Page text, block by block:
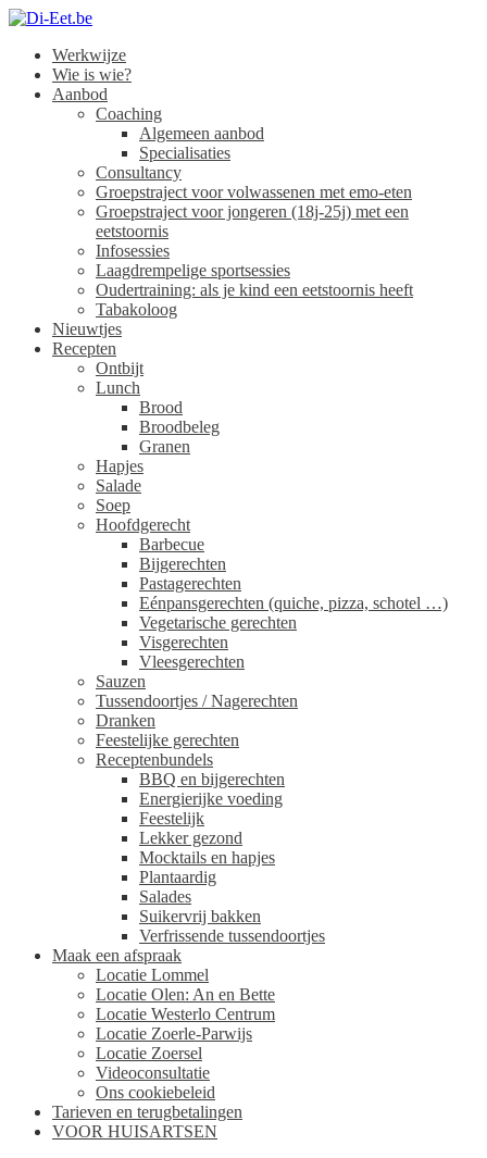
Di-Eet.be
Werkwijze
Wie is wie?
Aanbod
Coaching
Algemeen aanbod
Specialisaties
Consultancy
Groepstraject voor volwassenen met emo-eten
Groepstraject voor jongeren (18j-25j) met een
eetstoornis
Infosessies
Laagdrempelige sportsessies
Oudertraining: als je kind een eetstoornis heeft
Tabakoloog
Nieuwtjes
Recepten
Ontbijt
Lunch
Brood
Broodbeleg
Granen
Hapjes
Salade
Soep
Hoofdgerecht
Barbecue
Bijgerechten
Pastagerechten
Eénpansgerechten (quiche, pizza, schotel …)
Vegetarische gerechten
Visgerechten
Vleesgerechten
Sauzen
Tussendoortjes / Nagerechten
Dranken
Feestelijke gerechten
Receptenbundels
BBQ en bijgerechten
Energierijke voeding
Feestelijk
Lekker gezond
Mocktails en hapjes
Plantaardig
Salades
Suikervrij bakken
Verfrissende tussendoortjes
Maak een afspraak
Locatie Lommel
Locatie Olen: An en Bette
Locatie Westerlo Centrum
Locatie Zoerle-Parwijs
Locatie Zoersel
Videoconsultatie
Ons cookiebeleid
Tarieven en terugbetalingen
VOOR HUISARTSEN